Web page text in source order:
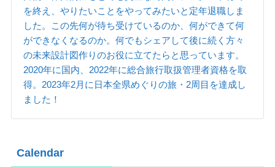
を終え、やりたいことをやってみたいと定年退職しま
した。この先何が待ち受けているのか、何ができて何
ができなくなるのか。何でもシェアして後に続く方々
の未来設計図作りのお役に立てたらと思っています。
2020年に国内、2022年に総合旅行取扱管理者資格を取
得。2023年2月に日本全県めぐりの旅・2周目を達成し
ました！
Calendar